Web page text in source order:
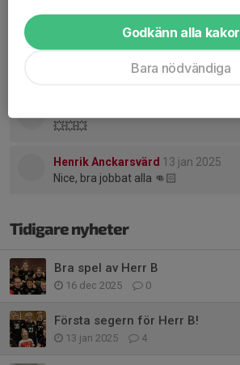
Så ska det se ut
💥💥💥
Henrik Anckarsvärd 13 jan 2025
Nice, bra jobbat alla 👊🏻
Tidigare nyheter
Bra spel av Herr B
16 dec 2025 0
Första segern för Herr B!
13 jan 2025 4
Godkänn alla kakor
Bara nödvändiga